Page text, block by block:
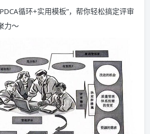
循环+实用模板”，帮你轻松搞定评审
力～